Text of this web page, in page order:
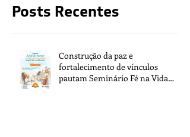
Posts Recentes
Construção da paz e
fortalecimento de vínculos
pautam Seminário Fé na Vida